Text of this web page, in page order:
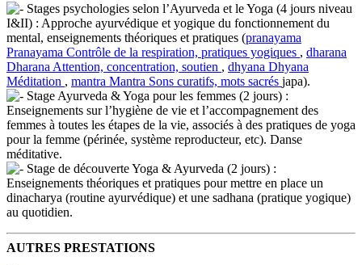
Stages psychologies selon l’Ayurveda et le Yoga (4 jours niveau
I&II) : Approche ayurvédique et yogique du fonctionnement du
mental, enseignements théoriques et pratiques (pranayama
Pranayama Contrôle de la respiration, pratiques yogiques , dharana
Dharana Attention, concentration, soutien , dhyana Dhyana
Méditation , mantra Mantra Sons curatifs, mots sacrés japa).
Stage Ayurveda & Yoga pour les femmes (2 jours) :
Enseignements sur l’hygiène de vie et l’accompagnement des
femmes à toutes les étapes de la vie, associés à des pratiques de yoga
pour la femme (périnée, système reproducteur, etc). Danse
méditative.
Stage de découverte Yoga & Ayurveda (2 jours) :
Enseignements théoriques et pratiques pour mettre en place un
dinacharya (routine ayurvédique) et une sadhana (pratique yogique)
au quotidien.
AUTRES PRESTATIONS